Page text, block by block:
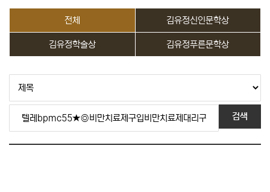
전체 김유정신인문학상
김유정학술상 김유정푸른문학상
검색